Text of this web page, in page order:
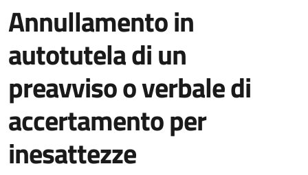
Annullamento in
autotutela di un
preavviso o verbale di
accertamento per
inesattezze